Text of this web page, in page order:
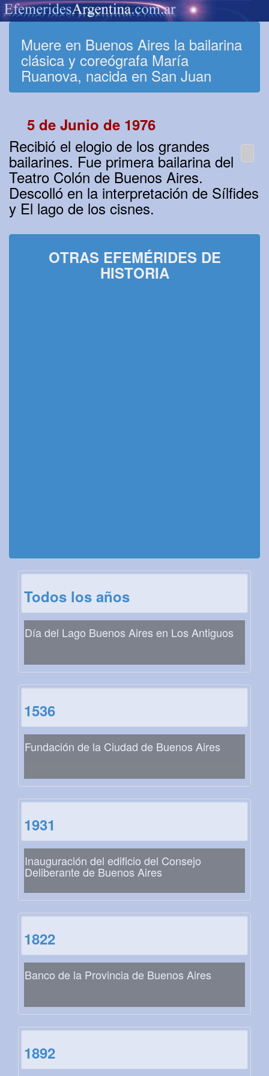
Muere en Buenos Aires la bailarina
clásica y coreógrafa María
Ruanova, nacida en San Juan
5 de Junio de 1976
Recibió el elogio de los grandes
bailarines. Fue primera bailarina del
Teatro Colón de Buenos Aires.
Descolló en la interpretación de Sílfides
y El lago de los cisnes.
OTRAS EFEMÉRIDES DE
HISTORIA
Todos los años
Día del Lago Buenos Aires en Los Antiguos
1536
Fundación de la Ciudad de Buenos Aires
1931
Inauguración del edificio del Consejo
Deliberante de Buenos Aires
1822
Banco de la Provincia de Buenos Aires
1892